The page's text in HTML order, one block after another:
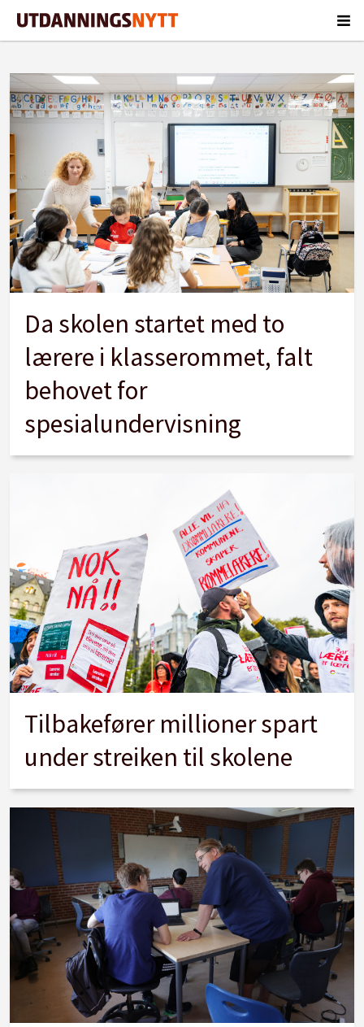
Tag:
tolærersystem
Da skolen startet med to
lærere i klasserommet, falt
behovet for
spesialundervisning
Tilbakefører millioner spart
under streiken til skolene